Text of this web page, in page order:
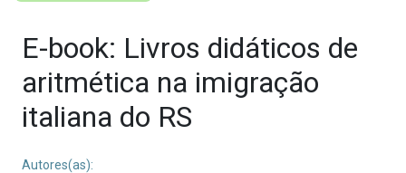
E-book: Livros didáticos de
aritmética na imigração
italiana do RS
Autores(as):